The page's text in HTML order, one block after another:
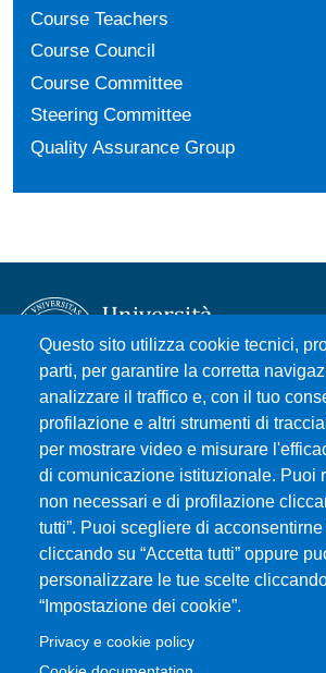
Course Teachers
Course Council
Course Committee
Steering Committee
Quality Assurance Group
Questo sito utilizza cookie tecnici,
parti, per garantire la corretta
analizzare il traffico e, con il tuo
profilazione e altri strumenti di
per mostrare video e misurare
di comunicazione istituzionale. Puoi
non necessari e di profilazione
tutti”. Puoi scegliere di acconsentirne
cliccando su “Accetta tutti” oppure
personalizzare le tue scelte
“Impostazione dei cookie”.
Privacy e cookie policy
Università degli Studi di Messina
Piazza Pugliatti, 1 - 98122 Messina
Cod. Fiscale 80004070837
P.IVA 00724160833
Centralino: 090 676 1
MENÙ SOCIAL
MENÙ FOOTER 1
Accessibility statement